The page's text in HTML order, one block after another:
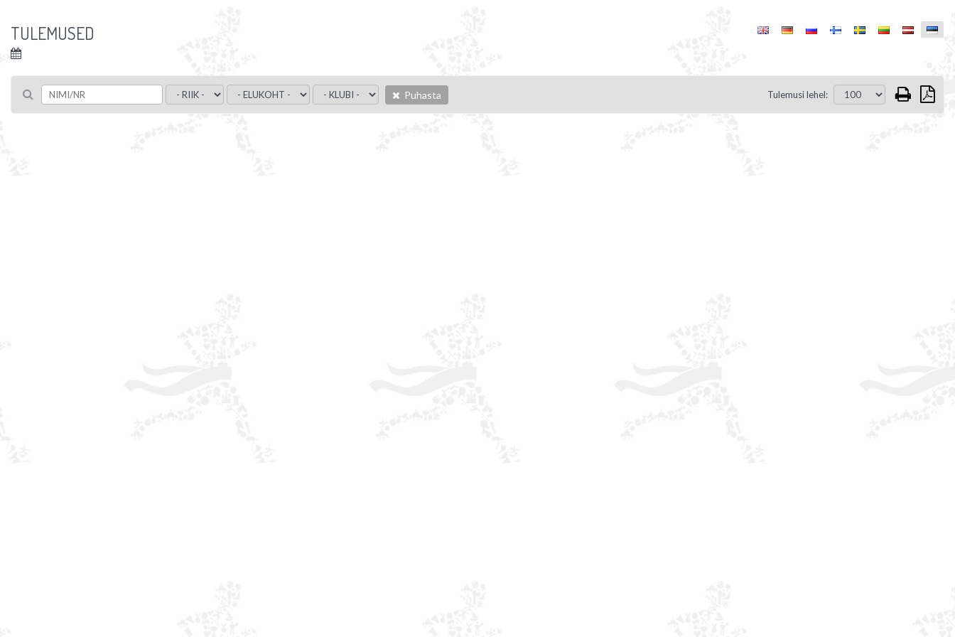
TULEMUSED
Puhasta Tulemusi lehel: